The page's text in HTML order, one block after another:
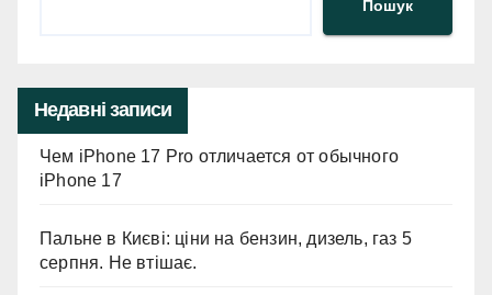
Пошук
Недавні записи
Чем iPhone 17 Pro отличается от обычного
iPhone 17
Пальне в Києві: ціни на бензин, дизель, газ 5
серпня. Не втішає.